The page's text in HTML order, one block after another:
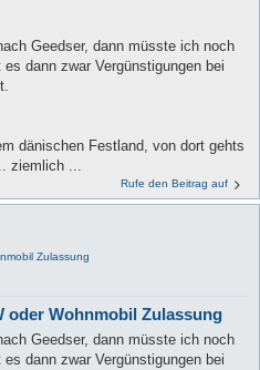
Geedser, dann müsste ich noch
dann zwar Vergünstigungen bei
dänischen Festland, von dort gehts
ziemlich ...
Rufe den Beitrag auf
Zulassung
oder Wohnmobil Zulassung
Geedser, dann müsste ich noch
dann zwar Vergünstigungen bei